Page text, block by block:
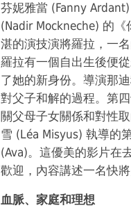
芬妮雅當 (Fanny
(Nadir Mockneche) 的
湛的演技演將羅拉，一
羅拉有一個自出生後便
了她的新身份。導演那
對父子和解的過程。第
關父母子女關係和對性
雪 (Léa Misyus) 執導的
(Ava)。這優美的影片在
歡迎，內容講述一名快
血脈、家庭和理想